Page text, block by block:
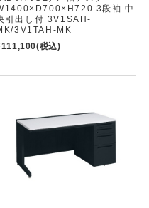
3段袖 中
引出し付 3V1SAH-
3V1TAH-MK
(税込)